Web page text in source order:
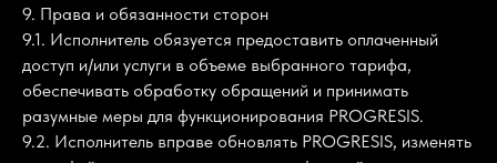
9. Права и обязанности сторон
9.1. Исполнитель обязуется предоставить оплаченный
доступ и/или услуги в объеме выбранного тарифа,
обеспечивать обработку обращений и принимать
разумные меры для функционирования PROGRESIS.
9.2. Исполнитель вправе обновлять PROGRESIS, изменять